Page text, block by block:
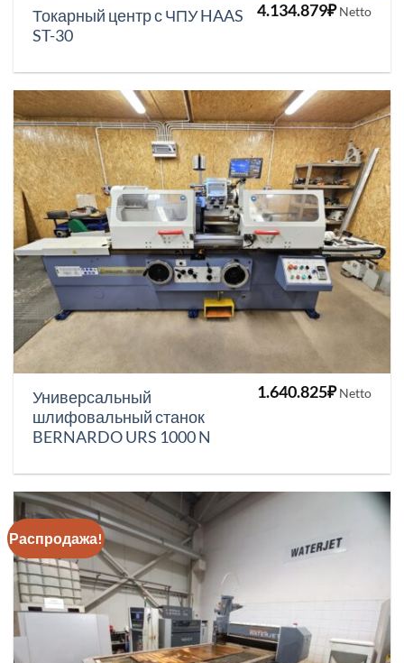
Токарный центр с ЧПУ HAAS
ST-30
4.134.879₽ Netto
Универсальный
шлифовальный станок
BERNARDO URS 1000 N
1.640.825₽ Netto
Распродажа!